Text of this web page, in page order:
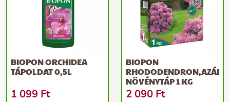
BIOPON ORCHIDEA
TÁPOLDAT 0,5L
1 099 Ft
BIOPON
NÖVÉNYTÁP 1 KG
2 090 Ft